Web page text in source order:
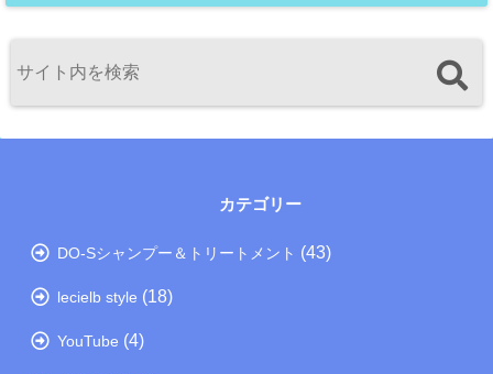
カテゴリー
DO-Sシャンプー＆トリートメント (43)
lecielb style (18)
YouTube (4)